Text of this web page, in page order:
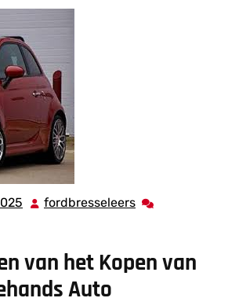
24 fordbresseleers fordbresseleers
van het Kopen van
Auto